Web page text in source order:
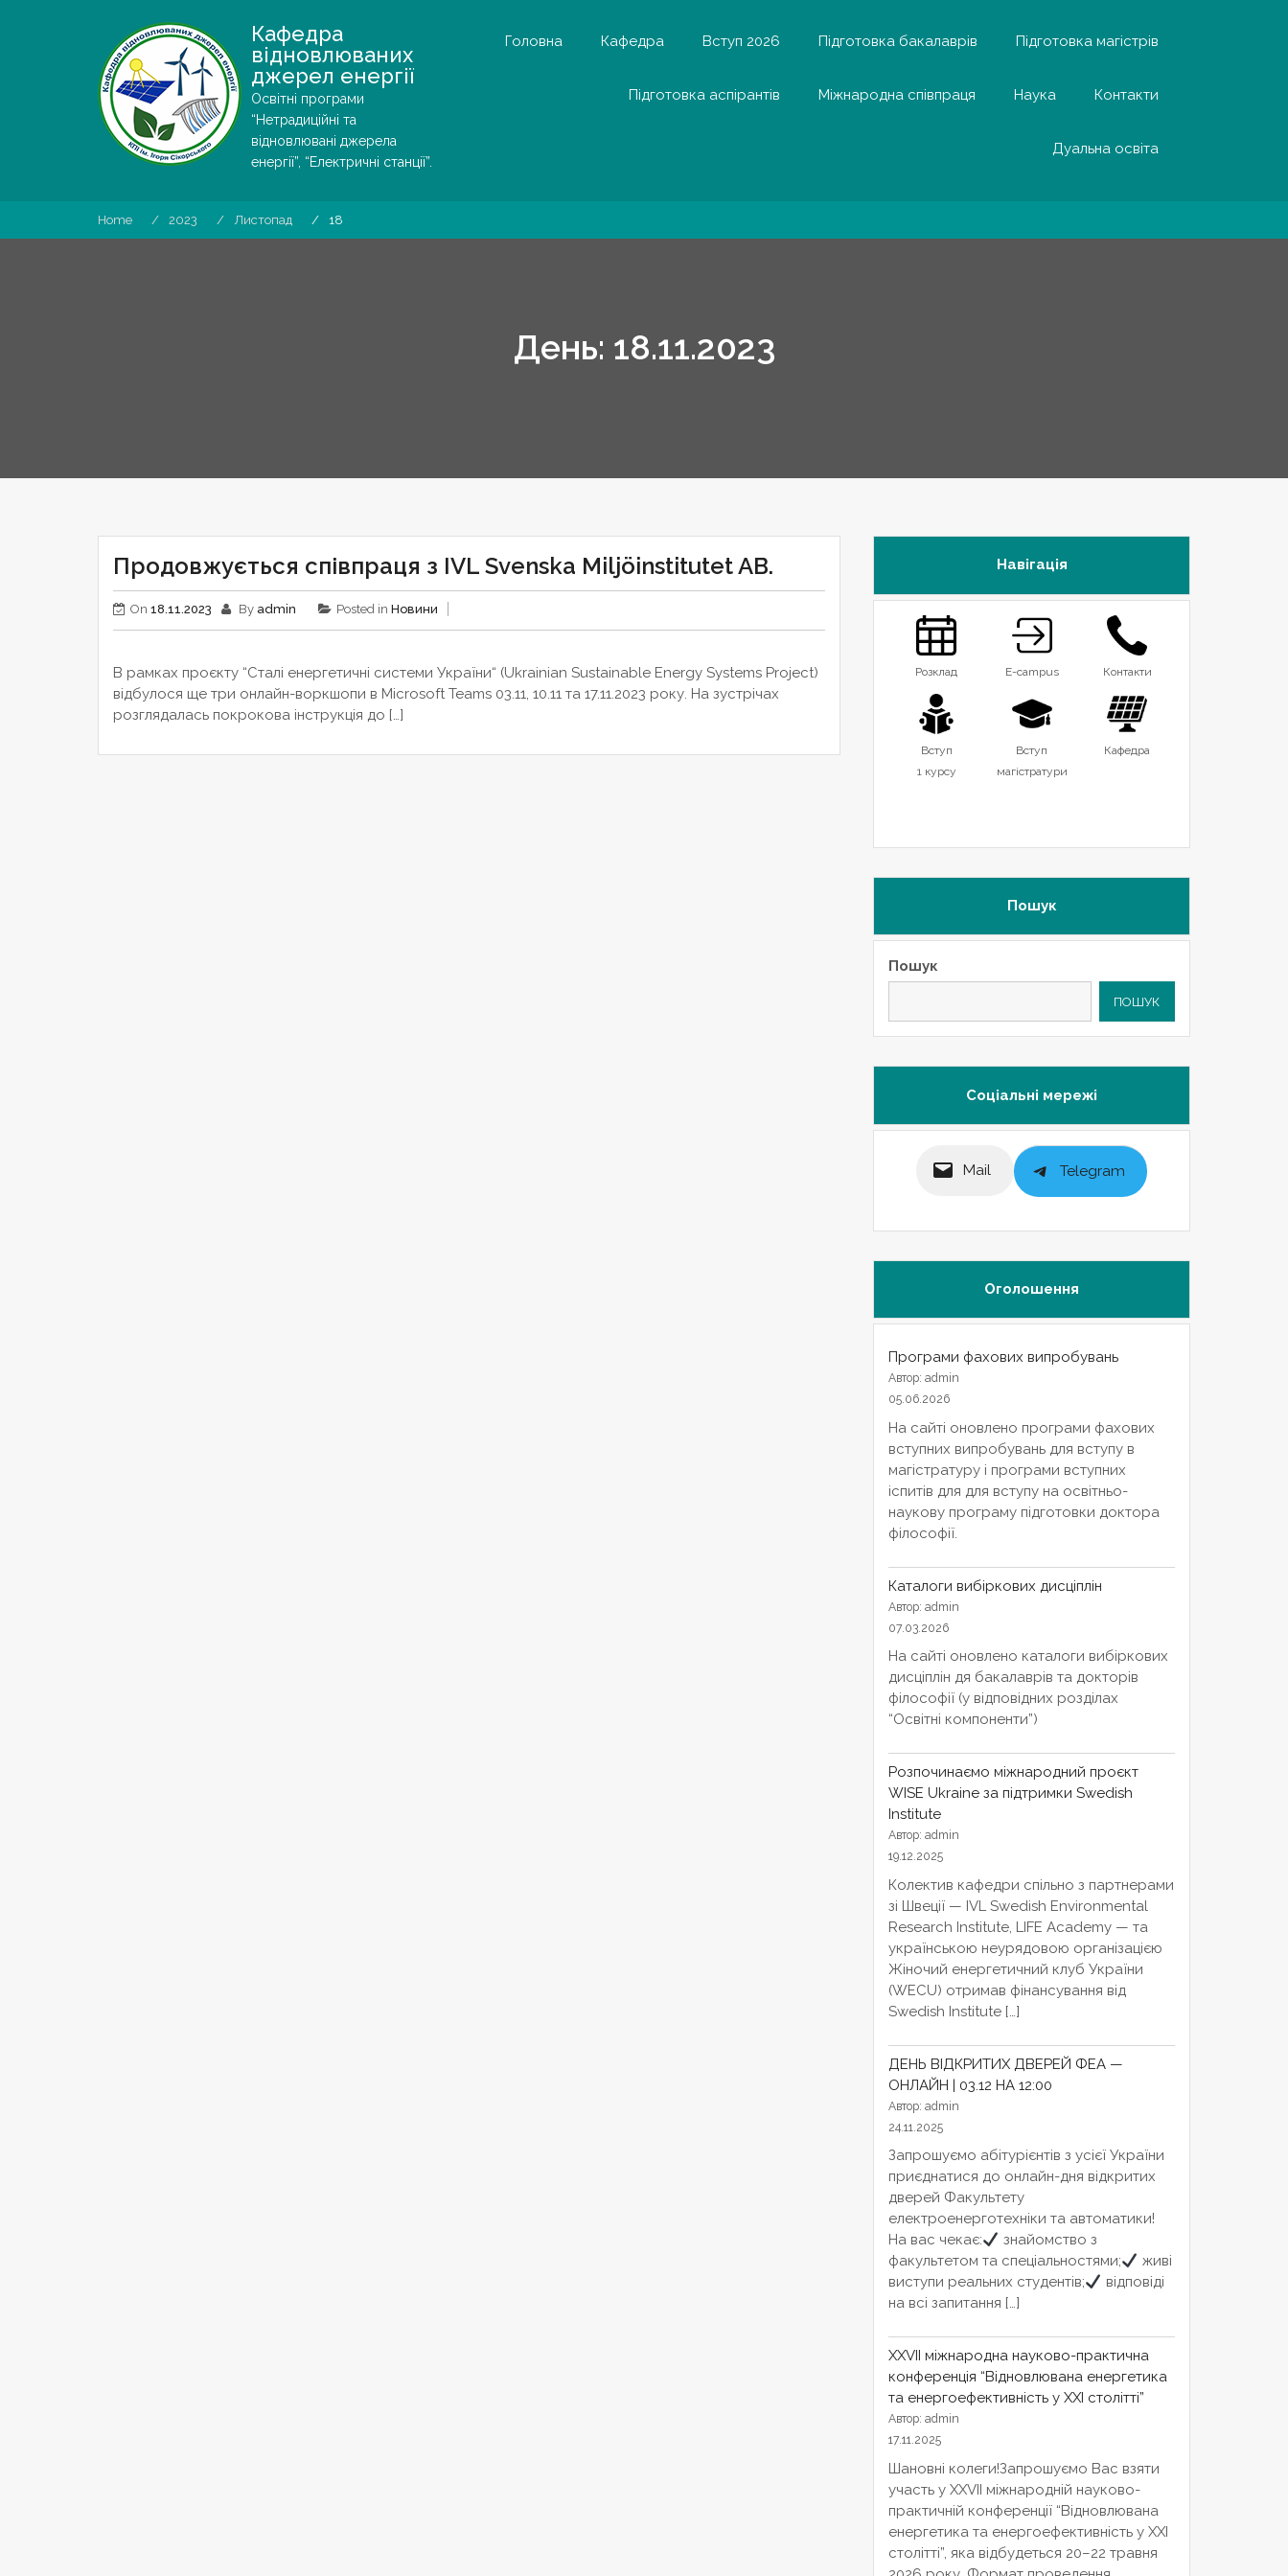
Кафедра
відновлюваних
джерел енергії
Освітні програми
“Нетрадиційні та
відновлювані джерела
енергії”, “Електричні станції”.
Головна Кафедра Вступ 2026 Підготовка бакалаврів Підготовка магістрів
Підготовка аспірантів Міжнародна співпраця Наука Контакти
Дуальна освіта
Home 2023 Листопад 18
День: 18.11.2023
Продовжується співпраця з IVL Svenska Miljöinstitutet AB.
On 18.11.2023 By admin Posted in Новини
В рамках проєкту “Сталі енергетичні системи України“ (Ukrainian Sustainable Energy Systems Project)
відбулося ще три онлайн-воркшопи в Microsoft Teams 03.11, 10.11 та 17.11.2023 року. На зустрічах
розглядалась покрокова інструкція до […]
Навігація
Розклад
Вступ
1 курсу
E-campus
Вступ
магістратури
Контакти
Кафедра
Пошук
Пошук
ПОШУК
Соціальні мережі
Mail Telegram
Оголошення
Програми фахових випробувань
Автор: admin
05.06.2026
На сайті оновлено програми фахових
вступних випробувань для вступу в
магістратуру і програми вступних
іспитів для для вступу на освітньо-
наукову програму підготовки доктора
філософії.
Каталоги вибіркових дисціплін
Автор: admin
07.03.2026
На сайті оновлено каталоги вибіркових
дисціплін дя бакалаврів та докторів
філософії (у відповідних розділах
“Освітні компоненти”)
Розпочинаємо міжнародний проєкт
WISE Ukraine за підтримки Swedish
Institute
Автор: admin
19.12.2025
Колектив кафедри спільно з партнерами
зі Швеції — IVL Swedish Environmental
Research Institute, LIFE Academy — та
українською неурядовою організацією
Жіночий енергетичний клуб України
(WECU) отримав фінансування від
Swedish Institute […]
ДЕНЬ ВІДКРИТИХ ДВЕРЕЙ ФЕА —
ОНЛАЙН | 03.12 НА 12:00
Автор: admin
24.11.2025
Запрошуємо абітурієнтів з усієї України
приєднатися до онлайн-дня відкритих
дверей Факультету
електроенерготехніки та автоматики!
На вас чекає:
знайомство з
факультетом та спеціальностями;
живі
виступи реальних студентів;
відповіді
на всі запитання […]
XXVІІ міжнародна науково-практична
конференція “Відновлювана енергетика
та енергоефективність у XXI столітті”
Автор: admin
17.11.2025
Шановні колеги!Запрошуємо Вас взяти
участь у XXVІІ міжнародній науково-
практичній конференції “Відновлювана
енергетика та енергоефективність у XXI
столітті”, яка відбудеться 20–22 травня